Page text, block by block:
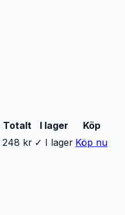
Totalt I lager
Köp
248 kr ✓ I lager Köp nu